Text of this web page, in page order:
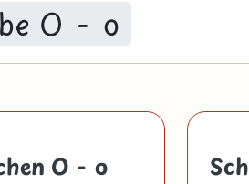
O - o
O - o